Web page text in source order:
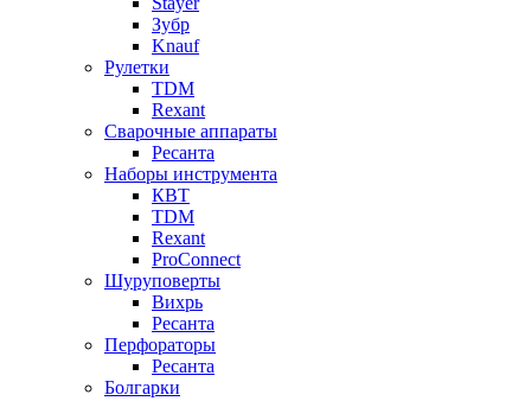
Зубр
Knauf
Рулетки
TDM
Rexant
Сварочные аппараты
Ресанта
Наборы инструмента
КВТ
TDM
Rexant
ProConnect
Шуруповерты
Вихрь
Ресанта
Перфораторы
Ресанта
Болгарки